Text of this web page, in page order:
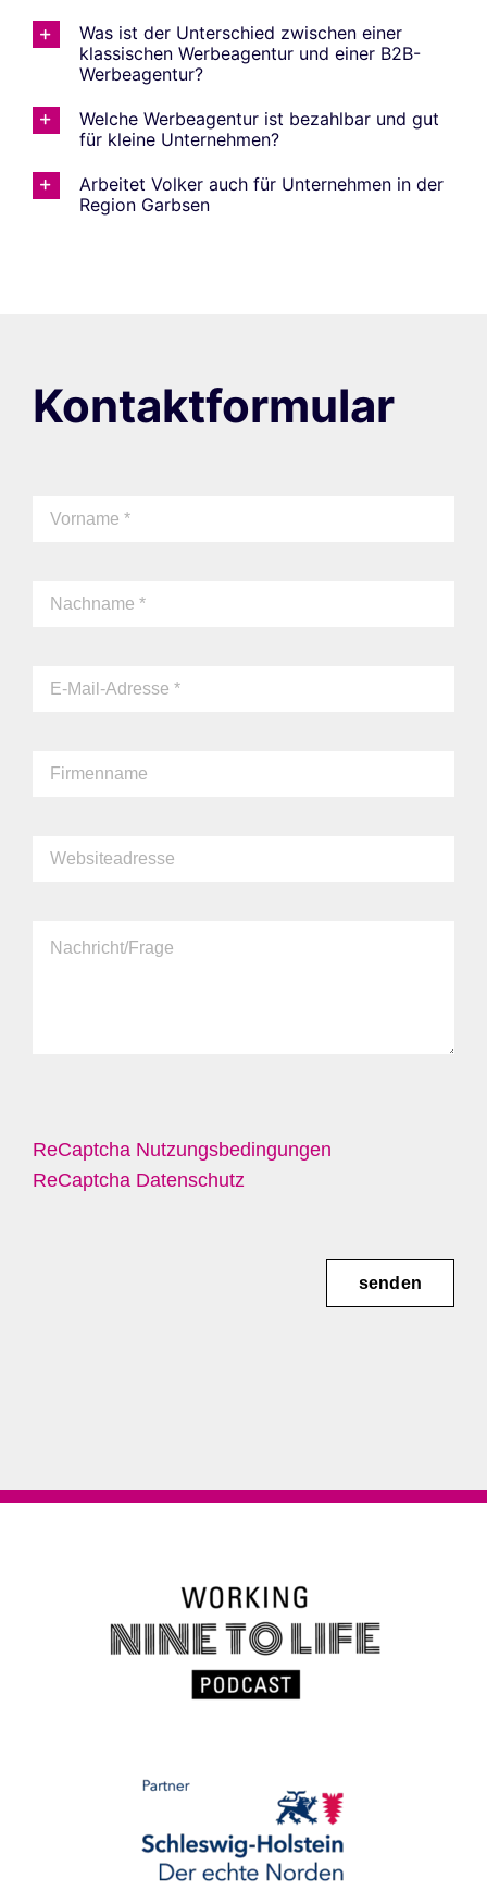
Was ist der Unterschied zwischen einer
klassischen Werbeagentur und einer B2B-
Werbeagentur?
Welche Werbeagentur ist bezahlbar und gut
für kleine Unternehmen?
Arbeitet Volker auch für Unternehmen in der
Region Garbsen
Kontaktformular
ReCaptcha Nutzungsbedingungen
ReCaptcha Datenschutz
senden